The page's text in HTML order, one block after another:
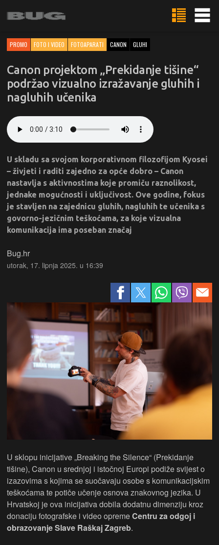
PROMO FOTO I VIDEO FOTOAPARATI CANON GLUHI
Canon projektom „Prekidanje tišine“
podržao vizualno izražavanje gluhih i
nagluhih učenika
U skladu sa svojom korporativnom filozofijom Kyosei
– živjeti i raditi zajedno za opće dobro – Canon
nastavlja s aktivnostima koje promiču raznolikost,
jednake mogućnosti i uključivost. Ove godine, fokus
je stavljen na zajednicu gluhih, nagluhih te učenika s
govorno-jezičnim teškoćama, za koje vizualna
komunikacija ima poseban značaj
Bug.hr
utorak, 17. lipnja 2025. u 16:39
U sklopu inicijative „Breaking the Silence“ (Prekidanje
tišine), Canon u srednjoj i istočnoj Europi podiže svijest o
izazovima s kojima se suočavaju osobe s komunikacijskim
teškoćama te potiče učenje osnova znakovnog jezika. U
Hrvatskoj je ova inicijativa dobila dodatnu dimenziju kroz
donaciju fotografske i video opremeCentru za odgoj i
obrazovanje Slave Raškaj Zagreb.